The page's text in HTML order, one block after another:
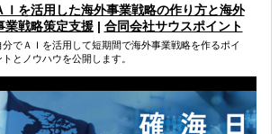
Ｉを活用した海外事業戦略 の作り方と海外
業戦略策定支援| 合同会社サウスポイント
分でＡＩを活用して短期間で海外事業戦略を作るポイ
トとノウハウを公開します。